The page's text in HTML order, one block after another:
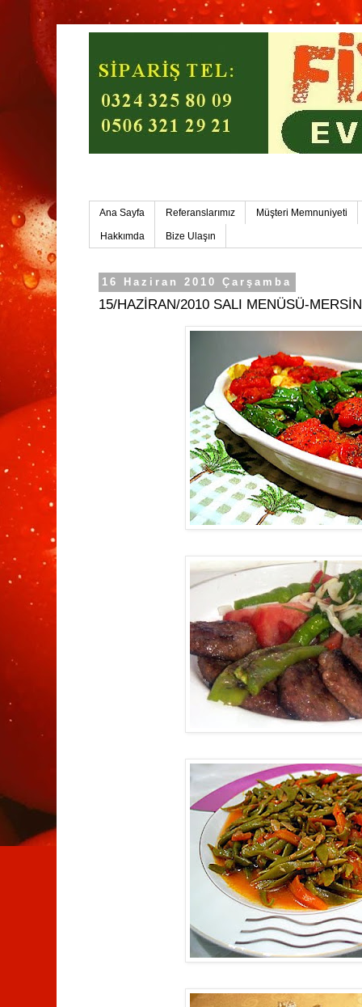
Ana Sayfa Referanslarımız Müşteri Memnuniyeti
Hakkımda Bize Ulaşın
16 Haziran 2010 Çarşamba
15/HAZİRAN/2010 SALI MENÜSÜ-